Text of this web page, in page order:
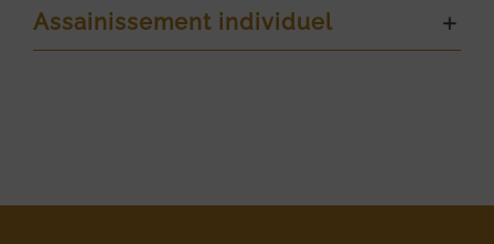
Assainissement individuel